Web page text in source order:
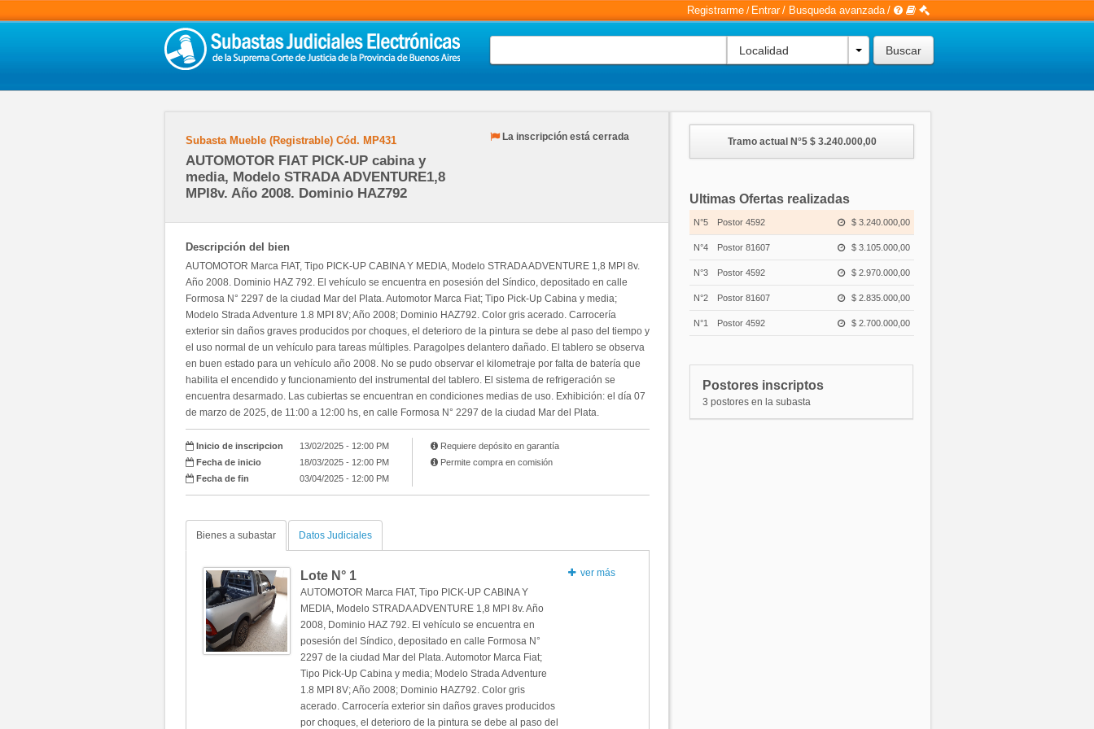
Registrarme / Entrar / Busqueda avanzada /
Localidad
Subasta Mueble (Registrable) Cód. MP431
AUTOMOTOR FIAT PICK-UP cabina y
media, Modelo STRADA ADVENTURE1,8
MPI8v. Año 2008. Dominio HAZ792
La inscripción está cerrada
Descripción del bien
AUTOMOTOR Marca FIAT, Tipo PICK-UP CABINA Y MEDIA, Modelo STRADA ADVENTURE 1,8 MPI 8v.
Año 2008. Dominio HAZ 792. El vehículo se encuentra en posesión del Síndico, depositado en calle
Formosa N° 2297 de la ciudad Mar del Plata. Automotor Marca Fiat; Tipo Pick-Up Cabina y media;
Modelo Strada Adventure 1.8 MPI 8V; Año 2008; Dominio HAZ792. Color gris acerado. Carrocería
exterior sin daños graves producidos por choques, el deterioro de la pintura se debe al paso del tiempo y
el uso normal de un vehículo para tareas múltiples. Paragolpes delantero dañado. El tablero se observa
en buen estado para un vehículo año 2008. No se pudo observar el kilometraje por falta de batería que
habilita el encendido y funcionamiento del instrumental del tablero. El sistema de refrigeración se
encuentra desarmado. Las cubiertas se encuentran en condiciones medias de uso. Exhibición: el día 07
de marzo de 2025, de 11:00 a 12:00 hs, en calle Formosa N° 2297 de la ciudad Mar del Plata.
Inicio de inscripcion
13/02/2025 - 12:00 PM
Fecha de inicio
18/03/2025 - 12:00 PM
Fecha de fin
03/04/2025 - 12:00 PM
Requiere depósito en garantía
Permite compra en comisión
Bienes a subastar Datos Judiciales
Lote N° 1
AUTOMOTOR Marca FIAT, Tipo PICK-UP CABINA Y
MEDIA, Modelo STRADA ADVENTURE 1,8 MPI 8v. Año
2008, Dominio HAZ 792. El vehículo se encuentra en
posesión del Síndico, depositado en calle Formosa N°
2297 de la ciudad Mar del Plata. Automotor Marca Fiat;
Tipo Pick-Up Cabina y media; Modelo Strada Adventure
1.8 MPI 8V; Año 2008; Dominio HAZ792. Color gris
acerado. Carrocería exterior sin daños graves producidos
por choques, el deterioro de la pintura se debe al paso del
ver más
Tramo actual N°5 $ 3.240.000,00
Ultimas Ofertas realizadas
N°5 Postor 4592 $ 3.240.000,00
N°4 Postor 81607 $ 3.105.000,00
N°3 Postor 4592 $ 2.970.000,00
N°2 Postor 81607 $ 2.835.000,00
N°1 Postor 4592 $ 2.700.000,00
Postores inscriptos
3 postores en la subasta